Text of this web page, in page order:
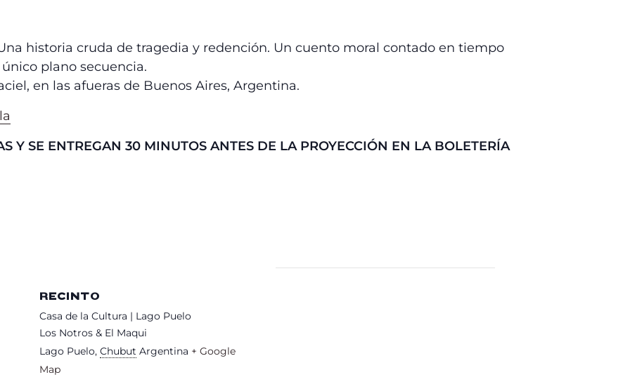
historia cruda de tragedia y redención. Un cuento moral contado en tiempo
plano secuencia.
en las afueras de Buenos Aires, Argentina.
Y SE ENTREGAN 30 MINUTOS ANTES DE LA PROYECCIÓN EN LA BOLETERÍA
RECINTO
Casa de la Cultura | Lago Puelo
Los Notros & El Maqui
Lago Puelo, Chubut Argentina + Google
Map